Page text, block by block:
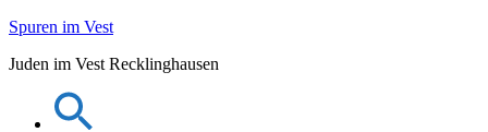
Zum
springen
Spuren im Vest
Juden im Vest Recklinghausen